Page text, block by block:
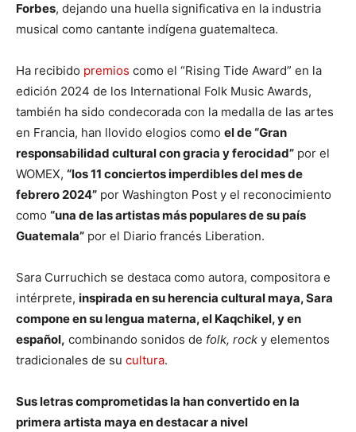
Forbes, dejando una huella significativa en la industria
musical como cantante indígena guatemalteca.
Ha recibido premios como el “Rising Tide Award” en la
edición 2024 de los International Folk Music Awards,
también ha sido condecorada con la medalla de las artes
en Francia, han llovido elogios como el de “Gran
responsabilidad cultural con gracia y ferocidad” por el
WOMEX, “los 11 conciertos imperdibles del mes de
febrero 2024” por Washington Post y el reconocimiento
como “una de las artistas más populares de su país
Guatemala” por el Diario francés Liberation.
Sara Curruchich se destaca como autora, compositora e
intérprete, inspirada en su herencia cultural maya, Sara
compone en su lengua materna, el Kaqchikel, y en
español, combinando sonidos de folk, rock y elementos
tradicionales de su cultura.
Sus letras comprometidas la han convertido en la
primera artista maya en destacar a nivel